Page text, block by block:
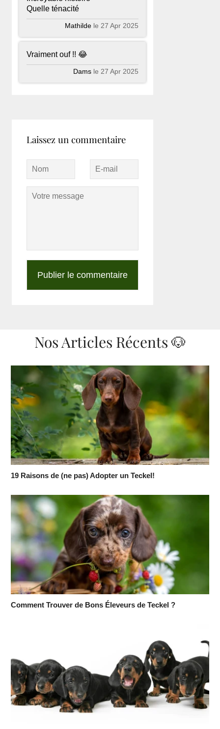
Quelle ténacité
Mathilde le 27 Apr 2025
Vraiment ouf !! 😂
Dams le 27 Apr 2025
Laissez un commentaire
Nos Articles Récents 🐶
19 Raisons de (ne pas) Adopter un Teckel!
Comment Trouver de Bons Éleveurs de Teckel ?